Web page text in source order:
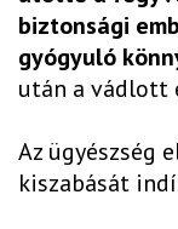
biztonsági
gyógyuló
után a vádlott
Az ügyészség
kiszabását